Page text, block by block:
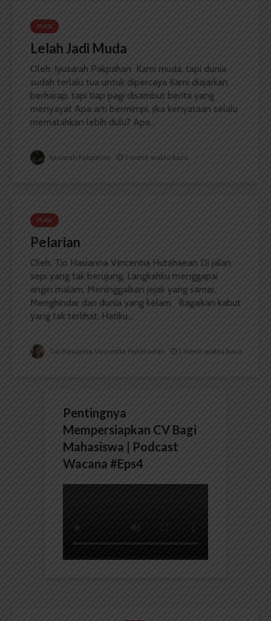
PUISI
Lelah Jadi Muda
Oleh: Iyusarah Pakpahan Kami muda, tapi dunia
sudah terlalu tua untuk dipercaya Kami diajarkan
berharap, tapi tiap pagi disambut berita yang
menyayat Apa arti bermimpi, jika kenyataan selalu
mematahkan lebih dulu? Apa...
Iyusarah Pakpahan 1 menit waktu baca
PUISI
Pelarian
Oleh: Tio Hasianna Vincentia Hutahaean Di jalan
sepi yang tak berujung, Langkahku menggapai
angin malam, Meninggalkan jejak yang samar,
Menghindar dari dunia yang kelam Bagaikan kabut
yang tak terlihat, Hatiku...
Tio Hasianna Vincentia Hutahaean 1 menit waktu baca
Pentingnya
Mempersiapkan CV Bagi
Mahasiswa | Podcast
Wacana #Eps4